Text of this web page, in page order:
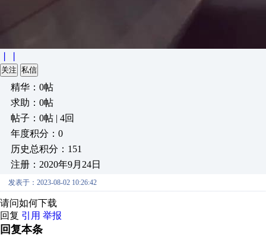
关注 私信
精华：0帖
求助：0帖
帖子：0帖 | 4回
年度积分：0
历史总积分：151
注册：2020年9月24日
发表于：2023-08-02 10:26:42
请问如何下载
回复 引用 举报
回复本条